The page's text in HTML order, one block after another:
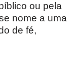
ou pela
nome a uma
de fé,